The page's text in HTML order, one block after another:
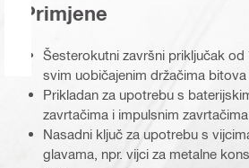
Primjene
Šesterokutni završni priključak
svim uobičajenim držačima bitova
Prikladan za upotrebu s
zavrtačima i impulsnim zavrtačima
Nasadni ključ za upotrebu s
glavama, npr. vijci za metalne